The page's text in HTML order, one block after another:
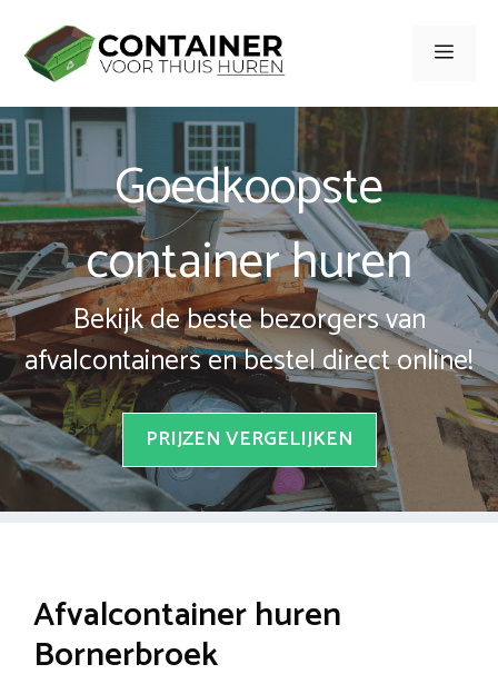
naar
inhoud
Menu
Goedkoopste
container huren
Bekijk de beste bezorgers van
afvalcontainers en bestel direct online!
PRIJZEN VERGELIJKEN
Afvalcontainer huren
Bornerbroek